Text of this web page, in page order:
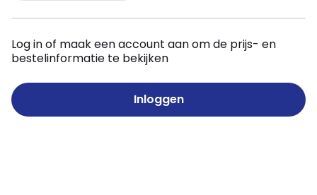
Log in of maak een account aan om de prijs- en
bestelinformatie te bekijken
Inloggen